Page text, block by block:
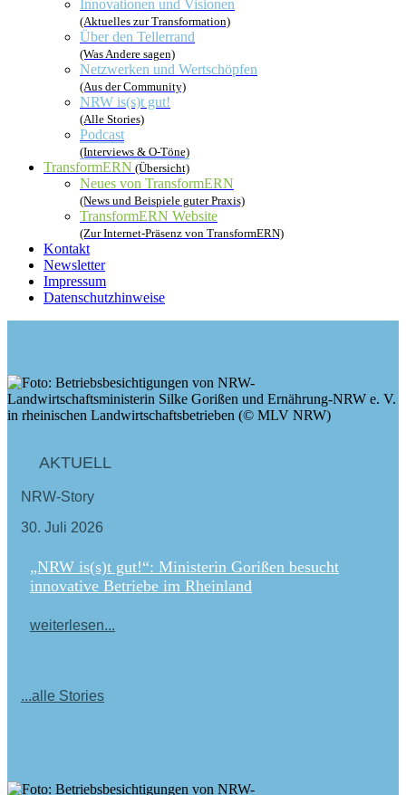
Innovationen und Visionen
(Aktuelles zur Transformation)
Über den Tellerrand
(Was Andere sagen)
Netzwerken und Wertschöpfen
(Aus der Community)
NRW is(s)t gut!
(Alle Stories)
Podcast
(Interviews & O-Töne)
TransformERN (Übersicht)
Neues von TransformERN
(News und Beispiele guter Praxis)
TransformERN Website
(Zur Internet-Präsenz von TransformERN)
Kontakt
Newsletter
Impressum
Datenschutzhinweise
AKTUELL
NRW-Story
30. Juli 2026
„NRW is(s)t gut!“: Ministerin Gorißen besucht
innovative Betriebe im Rheinland
weiterlesen...
...alle Stories